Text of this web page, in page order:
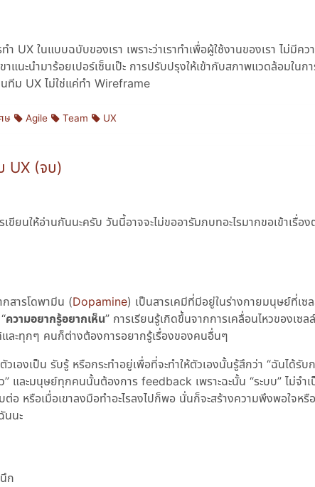
ในแบบฉบับของเรา เพราะว่าเราทำเพื่อผู้ใช้งานของเรา ไม่มีคว
ะนำมาร้อยเปอร์เซ็นเป๊ะ การปรับปรุงให้เข้ากับสภาพแวดล้อมในก
นทีม UX ไม่ใช่แค่ทำ Wireframe
ษ Agile Team UX
UX (จบ)
นให้อ่านกันนะครับ วันนี้อาจจะไม่ขออารัมภบทอะไรมากขอเข้าเรื่อง
สารโดพามีน (Dopamine) เป็นสารเคมีที่มีอยู่ในร่างกายมนุษย์ที่เซ
ความอยากรู้อยากเห็น
การเรียนรู้เกิดขึ้นจากการเคลื่อนไหวของเซ
และทุกๆ คนก็ต่างต้องการอยากรู้เรื่องของคนอื่นๆ
เองเป็น รับรู้ หรือกระทำอยู่เพื่อที่จะทำให้ตัวเองนั้นรู้สึกว่า
ฉันได้รับ
และมนุษย์ทุกคนนั้นต้องการ feedback เพราะฉะนั้น ระบบ ไม่จำ
ต่อ หรือเมื่อเขาลงมือทำอะไรลงไปก็พอ นั่นก็จะสร้างความพึงพอใจหรื
นนะ
ก